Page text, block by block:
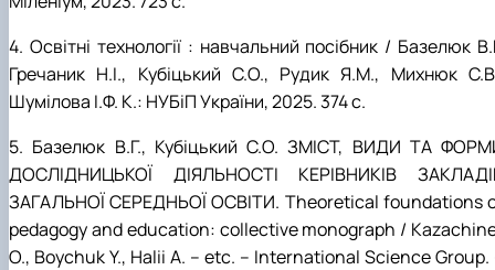
4. Освітні технології : навчальний посібник / Базелюк
Гречаник Н.І., Кубіцький С.О., Рудик Я.М., Михнюк
Шумілова І.Ф. К.: НУБіП України, 2025. 374 с.
5. Базелюк В.Г., Кубіцький С.О. ЗМІСТ, ВИДИ ТА
ДОСЛІДНИЦЬКОЇ ДІЯЛЬНОСТІ КЕРІВНИКІВ
ЗАГАЛЬНОЇ СЕРЕДНЬОЇ ОСВІТИ. Theoretical foundations
pedagogy and education: collective monograph /
O., Boychuk Y., Halii A. – etc. – Іnternational Science Group.